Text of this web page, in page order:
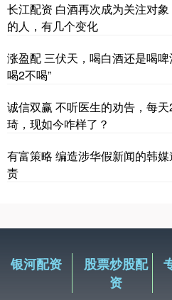
长江配资 白酒再次成为关注对
的人，有几个变化
涨盈配 三伏天，喝白酒还是喝
喝2不喝”
诚信双赢 不听医生的劝告，每
琦，现如今咋样了？
有富策略 编造涉华假新闻的韩
责
银河配资
股票炒股配
资